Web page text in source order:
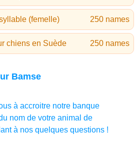
(femelle) 250 names
chiens en Suède 250 names
Bamse
à accroitre notre banque
nom de votre animal de
à nos quelques questions !